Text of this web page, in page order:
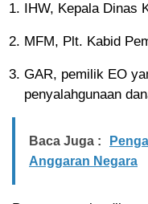
IHW, Kepala Dinas
MFM, Plt. Kabid
GAR, pemilik EO
penyalahgunaan
Baca Juga :
Anggaran Negara